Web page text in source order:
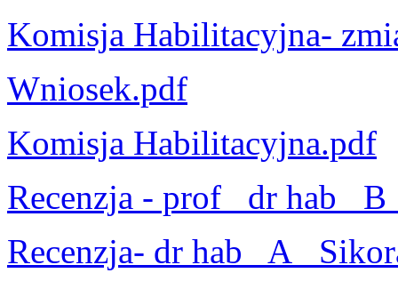
Komisja Habilitacyjna-
Wniosek.pdf
Komisja Habilitacyjna.pdf
Recenzja - prof_ dr hab_
Recenzja- dr hab_ A_